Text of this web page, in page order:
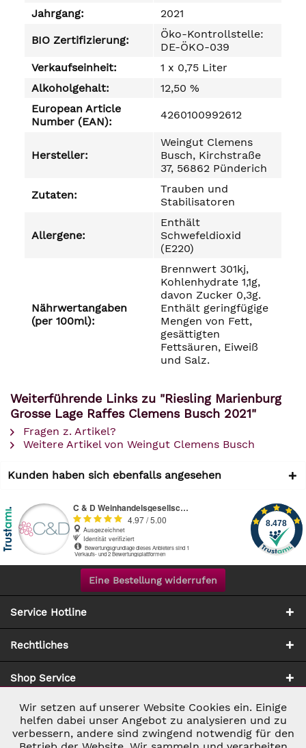
Jahrgang:
2021
BIO Zertifizierung:
Öko-Kontrollstelle:
DE-ÖKO-039
Verkaufseinheit:
1 x 0,75 Liter
Alkoholgehalt:
12,50 %
European Article
Number (EAN):
4260100992612
Hersteller:
Weingut Clemens
Busch, Kirchstraße
37, 56862 Pünderich
Zutaten:
Trauben und
Stabilisatoren
Allergene:
Enthält
Schwefeldioxid
(E220)
Nährwertangaben
(per 100ml):
Brennwert 301kj,
Kohlenhydrate 1,1g,
davon Zucker 0,3g.
Enthält geringfügige
Mengen von Fett,
gesättigten
Fettsäuren, Eiweiß
und Salz.
Weiterführende Links zu "Riesling Marienburg
Grosse Lage Raffes Clemens Busch 2021"
Fragen z. Artikel?
Weitere Artikel von Weingut Clemens Busch
Kunden haben sich ebenfalls angesehen
Eine Bestellung widerrufen
Service Hotline
Rechtliches
Shop Service
Zahlung & Versand
Notwendig Aktiv
Wir setzen auf unserer Website Cookies ein. Einige
helfen dabei unser Angebot zu analysieren und zu
verbessern, andere sind zwingend notwendig für den